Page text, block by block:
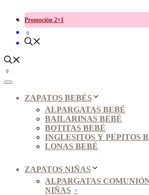
Promoción 2×1
0
0
ZAPATOS BEBÉS
ALPARGATAS BEBÉ
BAILARINAS BEBÉ
BOTITAS BEBÉ
INGLESITOS Y PEPITOS
LONAS BEBÉ
ZAPATOS NIÑAS
ALPARGATAS
NIÑAS